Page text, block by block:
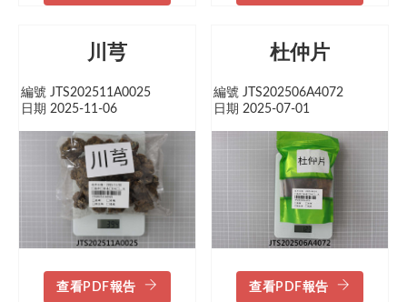
川芎
編號 JTS202511A0025
日期 2025-11-06
查看PDF報告
杜仲片
編號 JTS202506A4072
日期 2025-07-01
查看PDF報告